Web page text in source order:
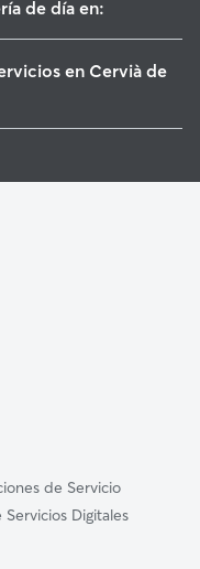
de día en:
en Cervià de
Ter
de Servicio
Servicios Digitales